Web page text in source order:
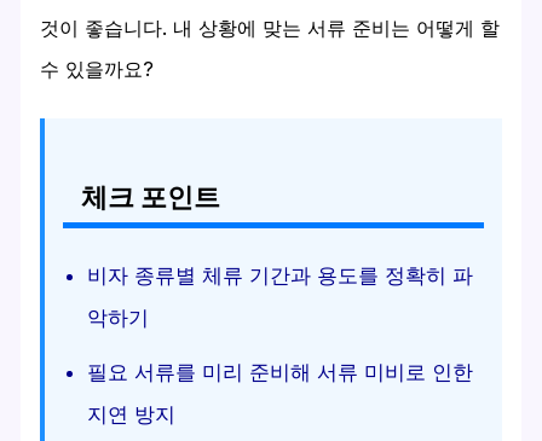
것이 좋습니다. 내 상황에 맞는 서류 준비는 어떻게 할
수 있을까요?
체크 포인트
비자 종류별 체류 기간과 용도를 정확히 파
악하기
필요 서류를 미리 준비해 서류 미비로 인한
지연 방지